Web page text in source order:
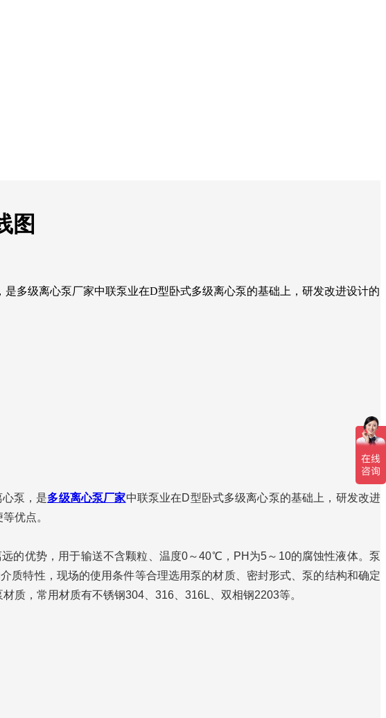
图
多级离心泵厂家中联泵业在D型卧式多级离心泵的基础上，研发改进设计的
泵，是多级离心泵厂家中联泵业在D型卧式多级离心泵的基础上，研发改进
优点。
优势，用于输送不含颗粒、温度0～40℃，PH为5～10的腐蚀性液体。泵
质特性，现场的使用条件等合理选用泵的材质、密封形式、泵的结构和确定
质，常用材质有不锈钢304、316、316L、双相钢2203等。